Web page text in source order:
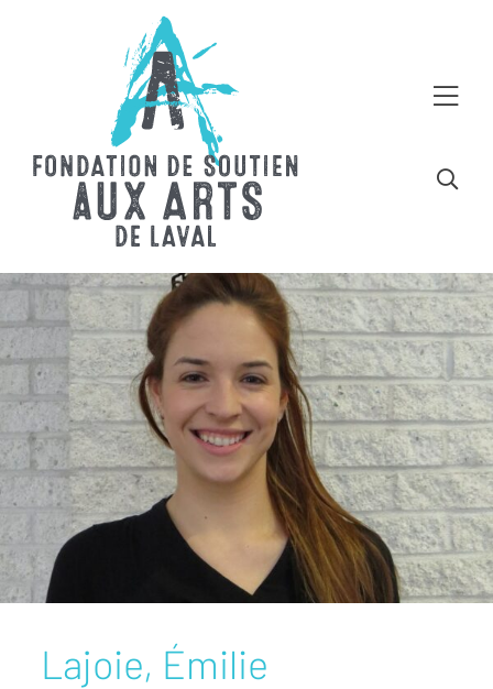
Lajoie, Émilie